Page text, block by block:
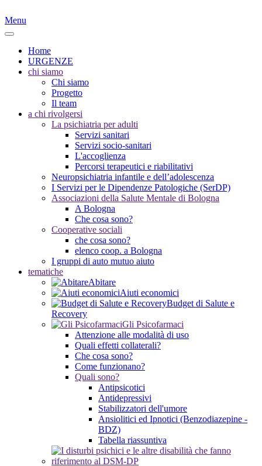
Menu
Home
URGENZE
chi siamo
Chi siamo
Progetto
Il team
a chi rivolgersi
La psichiatria per adulti
Servizi sanitari
Servizi socio-sanitari
L'accoglienza
Percorsi terapeutici e riabilitativi
Neuropsichiatria infantile e dell’adolescenza
I Servizi per le Dipendenze Patologiche (SerDP)
Associazioni della Salute Mentale di Bologna
A Bologna
Che cosa sono?
Cooperative sociali
che cosa sono?
elenco coop. a Bologna
I gruppi di auto mutuo aiuto
tematiche
Abitare
Aiuti economici
Budget di Salute e
Recovery
Gli Psicofarmaci
Attenzione alle modalità di uso
Quali effetti collaterali?
Che cosa sono?
Come funzionano?
Quali sono?
Antipsicotici
Antidepressivi
Stabilizzatori dell'umore
Ansiolitici ed Ipnotici (Benzodiazepine -
BDZ)
Tabella riassuntiva